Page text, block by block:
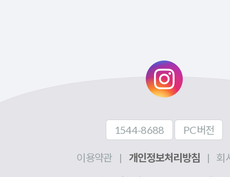
1544-8688 PC버전
이용약관 | 개인정보처리방침 |
회